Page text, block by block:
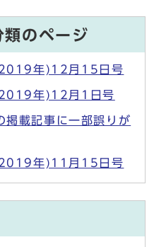
類のページ
年)12月15日号
年)12月1日号
載記事に一部誤りが
年)11月15日号